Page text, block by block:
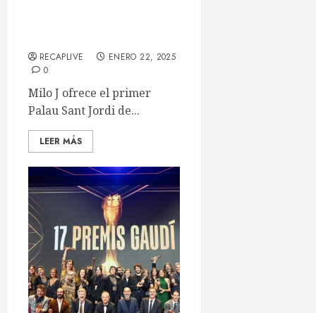
RECAPLIVE
ENERO 22, 2025
0
Milo J ofrece el primer
Palau Sant Jordi de...
LEER MÁS